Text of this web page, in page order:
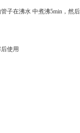
子在沸水 中煮沸5min，然后
使用